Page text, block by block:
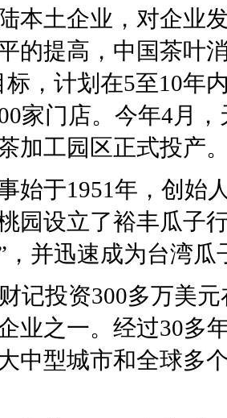
本土企业，对企业
的提高，中国茶叶
标，计划在5至10年
家门店。今年4月
加工园区正式投产
始于1951年，创始
园设立了裕丰瓜子
，并迅速成为台湾瓜
记投资300多万美
业之一。经过30多
中型城市和全球多